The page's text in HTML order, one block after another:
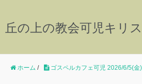
丘の上の教会可児キリ
ホーム / ゴスペルカフェ可児 2026/6/5(金)